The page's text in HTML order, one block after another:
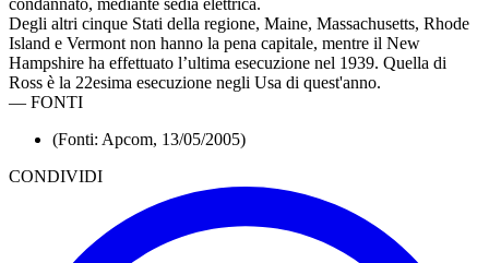
Degli altri cinque Stati della regione, Maine, Massachusetts, Rhode
Island e Vermont non hanno la pena capitale, mentre il New
Hampshire ha effettuato l’ultima esecuzione nel 1939. Quella di
Ross è la 22esima esecuzione negli Usa di quest'anno.
— FONTI
(Fonti: Apcom, 13/05/2005)
CONDIVIDI